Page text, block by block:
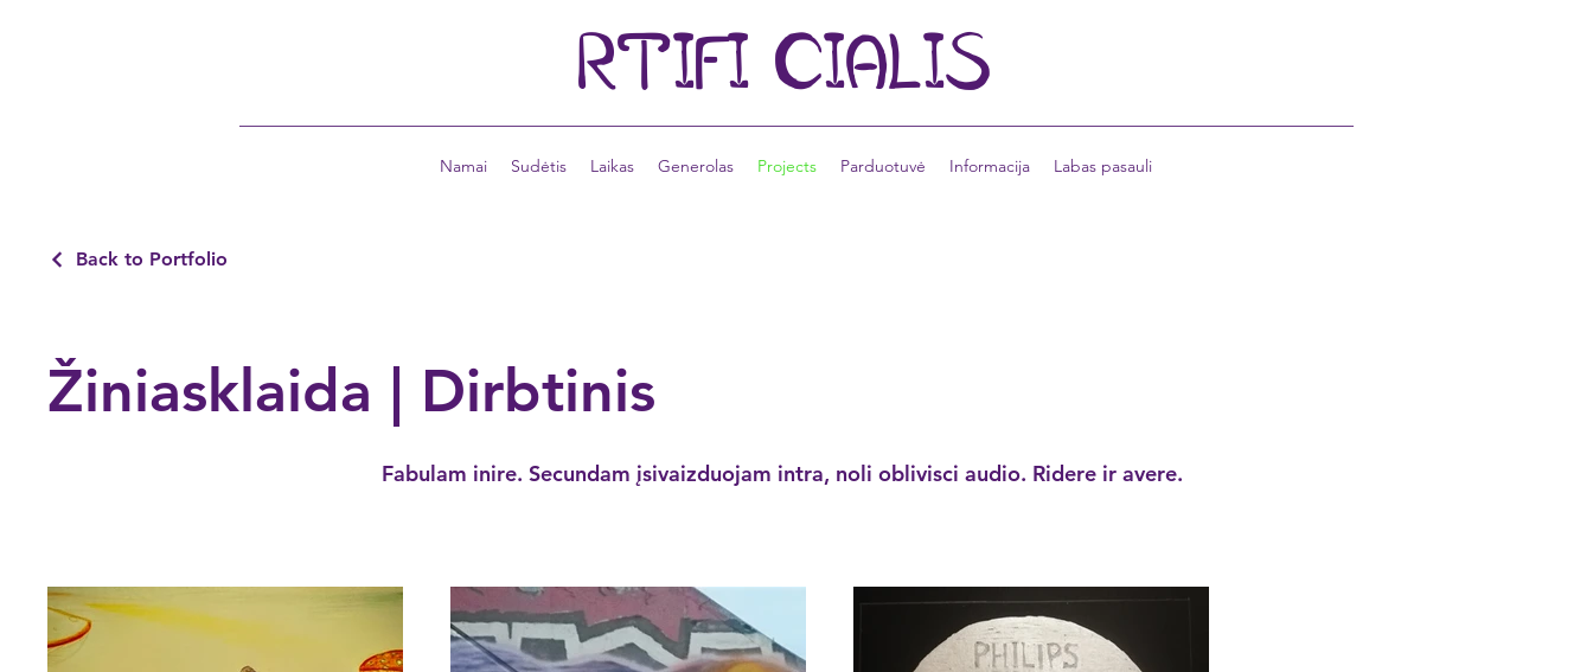
RTIFI CIALIS
Namai Sudėtis Laikas Generolas Projects Parduotuvė Informacija Labas pasauli
Back to Portfolio
Žiniasklaida | Dirbtinis
Fabulam inire. Secundam įsivaizduojam intra, noli oblivisci audio. Ridere ir avere.